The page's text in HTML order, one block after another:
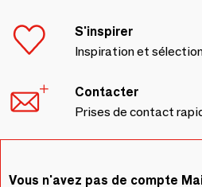
S'inspirer
Inspiration et
Contacter
Prises de contact
Vous n'avez pas de compte